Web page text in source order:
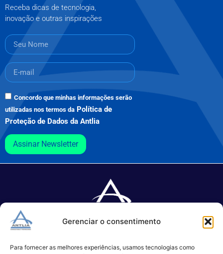
Gerenciar o consentimento
Para fornecer as melhores experiências, usamos tecnologias como
Receba dicas de tecnologia,
inovação e outras inspirações
Concordo que minhas informações serão
utilizadas nos termos da Política de
Proteção de Dados da Antlia
Assinar Newsletter
TI.